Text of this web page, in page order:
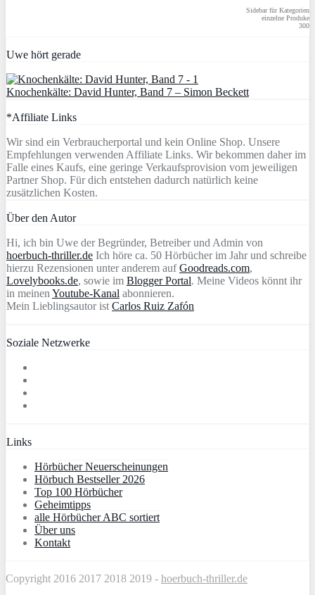
Sidebar für Kategorien
einzelne Produke
300
Uwe hört gerade
Knochenkälte: David Hunter, Band 7 – Simon Beckett
*Affiliate Links
Wir sind ein Verbraucherportal und kein Online Shop. Unsere
Empfehlungen verwenden Affiliate Links. Wir bekommen daher im
Falle eines Kaufs, eine geringe Verkaufsprovision vom jeweiligen
Partner Shop. Für dich entstehen dadurch natürlich keine
zusätzlichen Kosten.
Über den Autor
Hi, ich bin Uwe der Begründer, Betreiber und Admin von
hoerbuch-thriller.de Ich höre ca. 50 Hörbücher im Jahr und schreibe
hierzu Rezensionen unter anderem aufGoodreads.com,
Lovelybooks.de, sowie im Blogger Portal. Meine Videos könnt ihr
in meinen Youtube-Kanal abonnieren.
Mein Lieblingsautor ist Carlos Ruiz Zafón
Soziale Netzwerke
Links
Hörbücher Neuerscheinungen
Hörbuch Bestseller 2026
Top 100 Hörbücher
Geheimtipps
alle Hörbücher ABC sortiert
Über uns
Kontakt
Copyright 2016 2017 2018 2019 - hoerbuch-thriller.de